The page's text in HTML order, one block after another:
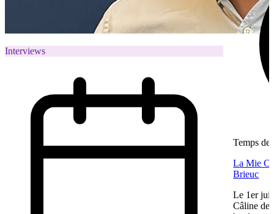
Interviews
Temps de
La Mie
Brieuc
Le 1er
Câline de